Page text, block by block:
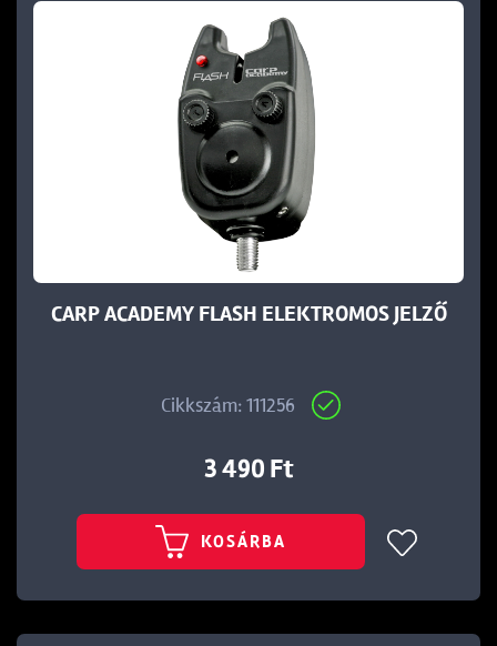
CARP ACADEMY FLASH ELEKTROMOS JELZŐ
Cikkszám: 111256
3 490 Ft
KOSÁRBA